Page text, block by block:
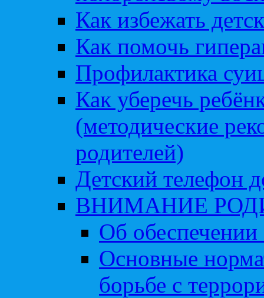
Как избежать
Как помочь
Профилактика
Как уберечь
(методические
родителей)
Детский телефон
ВНИМАНИЕ
Об обеспечении
Основные
борьбе с